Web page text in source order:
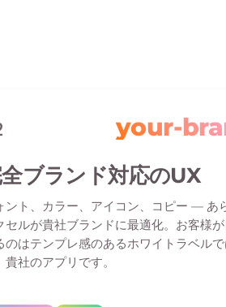
your-
ブランド対応のUX
ント、カラー、アイコン、コピー — あ
セルが貴社ブランドに最適化。お客様
のはテンプレ感のあるホワイトラベル
貴社のアプリです。